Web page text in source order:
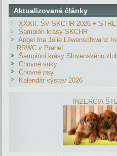
Aktualizované články
XXXII. ŠV SKCHR 2026 +
Šampión krásy SKCHR
Angel Ina Jolie Löwenschwanz
RRWC v Prahe!
Šampióni krásy Slovenského
Chovné suky
Chovné psy
Kalendár výstav 2026
INZERCIA